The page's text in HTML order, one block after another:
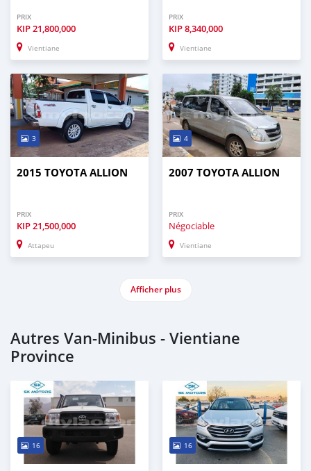
PRIX
KIP21,800,000
Vientiane
PRIX
KIP8,340,000
Vientiane
3
2015 TOYOTA ALLION
PRIX
KIP21,500,000
Attapeu
4
2007 TOYOTA ALLION
PRIX
Négociable
Vientiane
Afficher plus
Autres Van‒Minibus - Vientiane
Province
16 16